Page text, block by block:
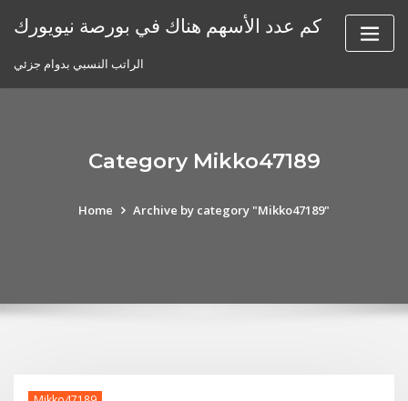
كم عدد الأسهم هناك في بورصة نيويورك
الراتب النسبي بدوام جزئي
Category Mikko47189
Home Archive by category "Mikko47189"